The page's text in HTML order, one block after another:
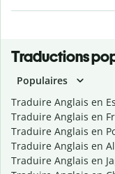
Traductions
Populaires
Traduire Anglais en
Traduire Anglais en
Traduire Anglais en
Traduire Anglais en
Traduire Anglais en